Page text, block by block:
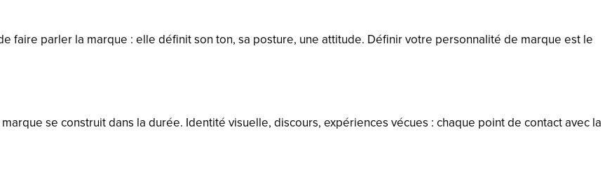
faire parler la marque : elle définit son ton, sa posture, une attitude. Définir votre personnalité de marque est le
se construit dans la durée. Identité visuelle, discours, expériences vécues : chaque point de contact avec la